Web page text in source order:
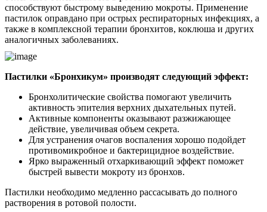
способствуют быстрому выведению мокроты. Применение
пастилок оправдано при острых респираторных инфекциях, а
также в комплексной терапии бронхитов, коклюша и других
аналогичных заболеваниях.
Пастилки «Бронхикум» производят следующий эффект:
Бронхолитические свойства помогают увеличить
активность эпителия верхних дыхательных путей.
Активные компоненты оказывают разжижающее
действие, увеличивая объем секрета.
Для устранения очагов воспаления хорошо подойдет
противомикробное и бактерицидное воздействие.
Ярко выраженный отхаркивающий эффект поможет
быстрей вывести мокроту из бронхов.
Пастилки необходимо медленно рассасывать до полного
растворения в ротовой полости.